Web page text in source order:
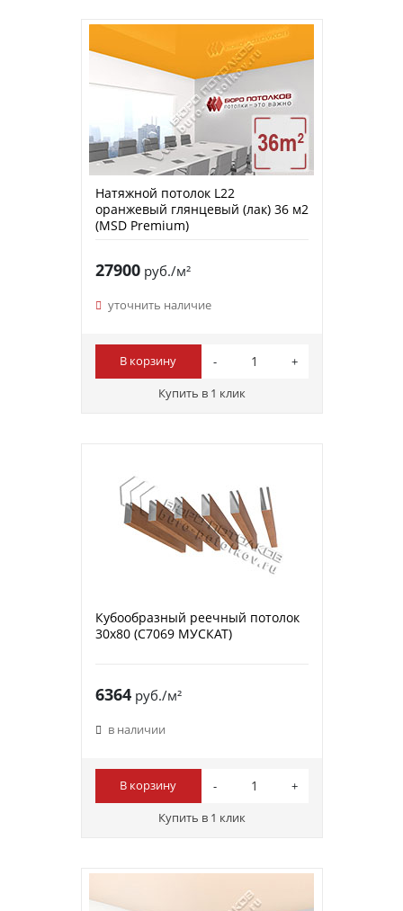
Натяжной потолок L22
оранжевый глянцевый (лак) 36 м2
(MSD Premium)
27900руб./м²
уточнить наличие
В корзину
Купить в 1 клик
Кубообразный реечный потолок
30х80 (C7069 МУСКАТ)
6364руб./м²
в наличии
В корзину
Купить в 1 клик